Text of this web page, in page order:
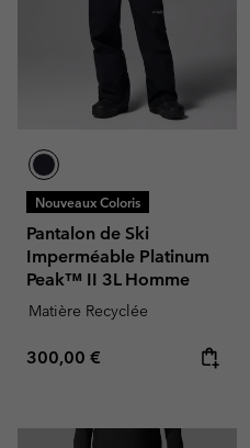
Nouveaux Coloris
Pantalon de Ski
Imperméable Platinum
Peak™ II 3L Homme
Matière Recyclée
Regular price:
300,00 €